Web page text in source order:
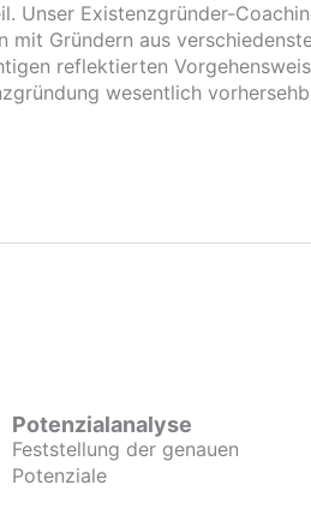
Unser Existenzgründer-
mit Gründern aus
reflektierten
wesentlich
Potenzialanalyse
Feststellung der genauen
Potenziale